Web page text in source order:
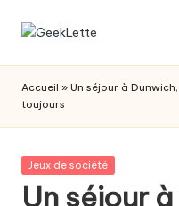
Skip
G
e
e
k
L
les
société
Accueil » Un séjour à
toujours
Posted
Jeux de société
Un séjour